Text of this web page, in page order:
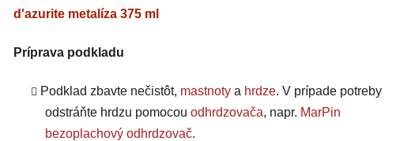
d'azurite metalíza 375 ml
Príprava podkladu
Podklad zbavte nečistôt, mastnoty a hrdze. V prípade potreby
odstráňte hrdzu pomocou odhrdzovača, napr. MarPin
bezoplachový odhrdzovač.